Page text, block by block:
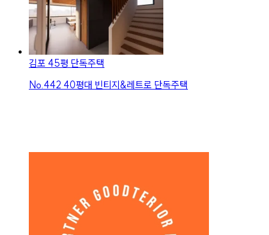
김포 45평 단독주택
No. 442 40평대 빈티지&레트로 단독주택